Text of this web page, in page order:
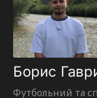
Борис
Футбольний та